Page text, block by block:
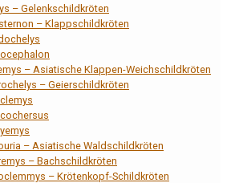
– Gelenkschildkröten
– Klappschildkröten
– Asiatische Klappen-Weichschildkröten
– Geierschildkröten
– Asiatische Waldschildkröten
– Bachschildkröten
– Krötenkopf-Schildkröten